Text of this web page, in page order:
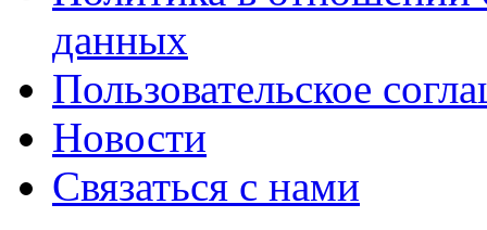
данных
Пользовательское
Новости
Связаться с нами